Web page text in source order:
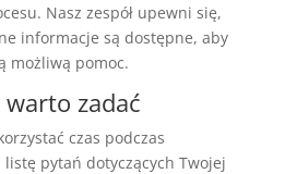
Nasz zespół upewni się,
informacje są dostępne, aby
możliwą pomoc.
zadać
czas podczas
pytań dotyczących Twojej